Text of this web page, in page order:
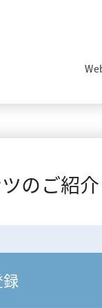
のご紹介